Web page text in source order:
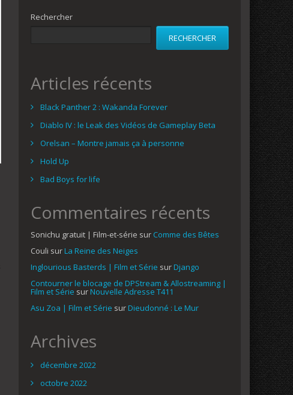
Rechercher
RECHERCHER
Articles récents
Black Panther 2 : Wakanda Forever
Diablo IV : le Leak des Vidéos de Gameplay Beta
Orelsan – Montre jamais ça à personne
Hold Up
Bad Boys for life
Commentaires récents
Sonichu gratuit | Film-et-série sur Comme des Bêtes
Couli surLa Reine des Neiges
Inglourious Basterds | Film et Série surDjango
Contourner le blocage de DPStream & Allostreaming |
Film et Série surNouvelle Adresse T411
Asu Zoa | Film et Série surDieudonné : Le Mur
Archives
décembre 2022
octobre 2022